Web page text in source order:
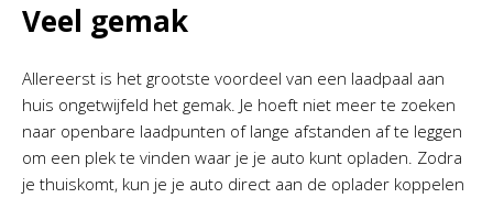
Veel gemak
Allereerst is het grootste voordeel van een laadpaal aan
huis ongetwijfeld het gemak. Je hoeft niet meer te zoeken
naar openbare laadpunten of lange afstanden af te leggen
om een plek te vinden waar je je auto kunt opladen. Zodra
je thuiskomt, kun je je auto direct aan de oplader koppelen